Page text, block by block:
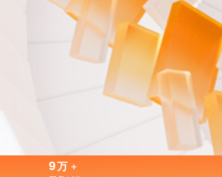
9 万 +